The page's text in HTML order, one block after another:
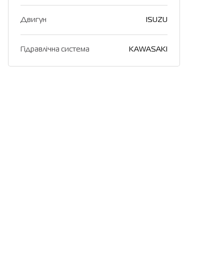
Двигун ISUZU
Гідравлічна система KAWASAKI